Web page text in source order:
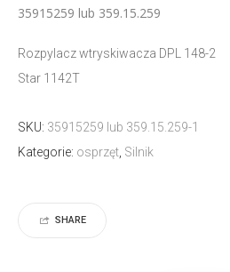
35915259 lub 359.15.259
Rozpylacz wtryskiwacza DPL 148-2
Star 1142T
SKU: 35915259 lub 359.15.259-1
Kategorie: osprzęt Silnik
SHARE